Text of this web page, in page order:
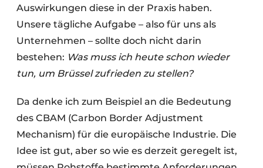
Auswirkungen diese in der Praxis haben.
Unsere tägliche Aufgabe – also für uns als
Unternehmen – sollte doch nicht darin
bestehen: Was muss ich heute schon wieder
tun, um Brüssel zufrieden zu stellen?
Da denke ich zum Beispiel an die Bedeutung
des CBAM (Carbon Border Adjustment
Mechanism) für die europäische Industrie. Die
Idee ist gut, aber so wie es derzeit geregelt ist,